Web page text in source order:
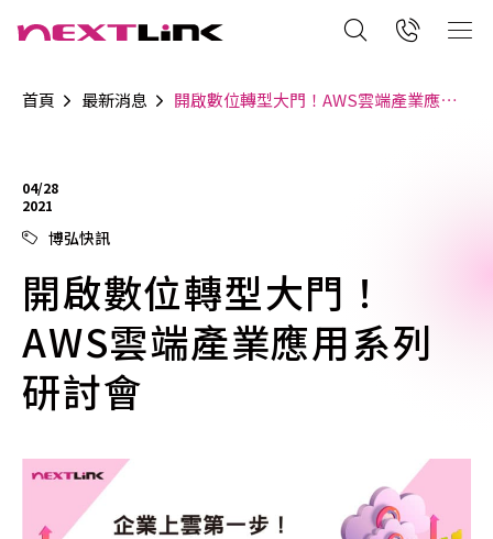
首頁 最新消息 開啟數位轉型大門！AWS雲端產業應用系列研討會
04/28
2021
博弘快訊
開啟數位轉型大門！
AWS雲端產業應用系列
研討會